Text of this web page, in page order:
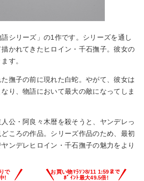
シリーズ」の1作です。シリーズを通し
かれてきたヒロイン・千石撫子。彼女の
す。
撫子の前に現れた白蛇。やがて、彼女は
り、物語において最大の敵になってしま
公・阿良々木暦を殺そうと、ヤンデレっ
ころの作品。シリーズ作品のため、最初
ンデレヒロイン・千石撫子の魅力をより